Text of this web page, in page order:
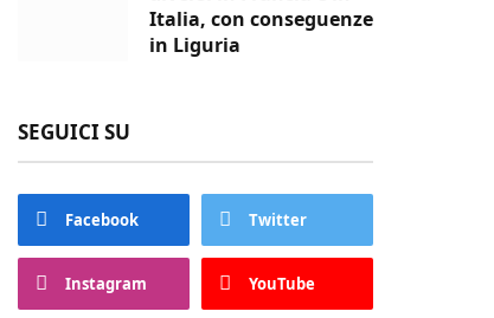
Italia, con conseguenze
in Liguria
SEGUICI SU
Facebook Twitter
Instagram YouTube